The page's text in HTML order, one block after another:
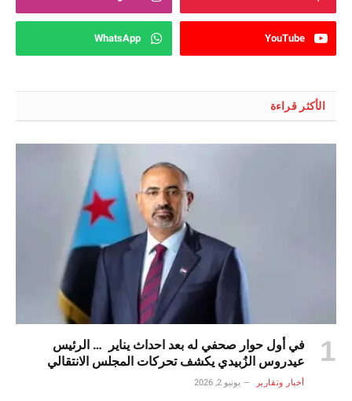
YouTube
WhatsApp
الأكثر قراءة
في أول حوار صحفي له بعد احداث يناير … الرئيس
عيدروس الزُبيدي يكشف تحركات المجلس الانتقالي
الجنوبي ومستقبل القضية الجنوبية
أخبار وتقارير يونيو 2, 2026